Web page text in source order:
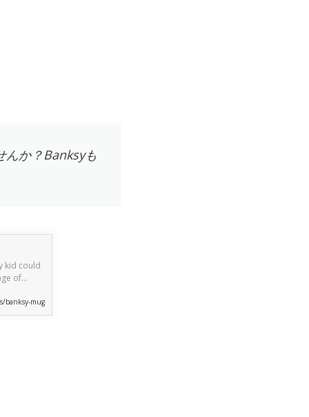
んか？Banksyも
kid could
of
banksy-mug